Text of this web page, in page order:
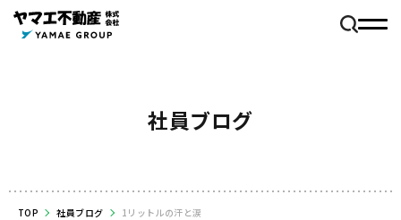
社員ブログ
TOP 社員ブログ 1リットルの汗と涙